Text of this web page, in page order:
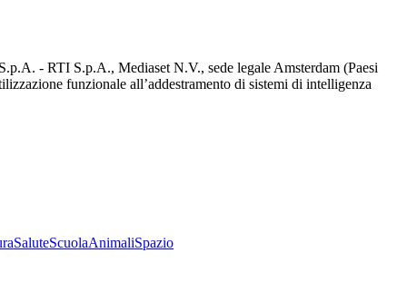
- RTI S.p.A., Mediaset N.V., sede legale Amsterdam (Paesi
funzionale all’addestramento di sistemi di intelligenza
SaluteScuolaAnimaliSpazio